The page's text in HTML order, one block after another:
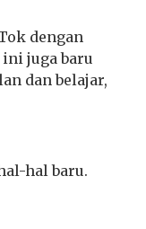
dengan
ini juga baru
dan belajar,
hal baru.